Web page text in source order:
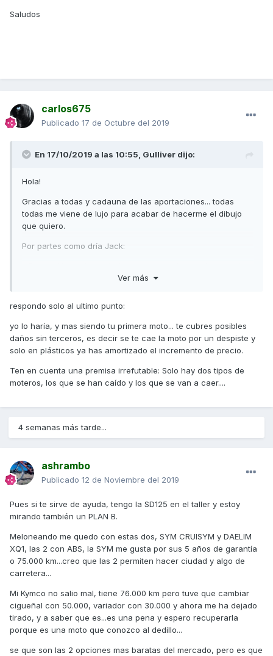
Saludos
carlos675
Publicado 17 de Octubre del 2019
En 17/10/2019 a las 10:55, Gulliver dijo:
Hola!
Gracias a todas y cadauna de las aportaciones... todas
todas me viene de lujo para acabar de hacerme el dibujo
que quiero.
Por partes como dría Jack:
dinero para una 125cc... de tal modo que ya se habla de
mi idea. La Burgman la veo anticuada... lo siento a mi me lo
a mi me sigue dando sensación de "Aliexpress", debería
acercarme a toquetearla. Por la calle no he visto ninguna.
Así que todo parece encaminar a laSD125cc
- Los casco en la tienda intentaré hacer pruebas de que
quepan bajo asiento, porque sino deberá mirar una bahul
leido algo de aflojar tuercas y entonces alejarlos o algo así,
de todos modos cuando vaya a la tienda le "pasaré" el
- Ahora otra cosa que mi cabeza da vuelta es el tema del
Noodoe y básicamente y sobretodo que la
desfasada rápido. En la tienda dijeron "No no no,
tranquilo..." y ahora ando a la espera de Kymco a los cuales
les he mandado preguntas y pedido info al respecto y aún
no me han dicho nada...
- Y se me olvidaba... del seguro este que "da" Kymco ¿lo
veis ok? ¿Convertirlo en todo riesgo no vale la pena? ¿está
bien o es una milonga más para vender?
Así pues por aquí ando, dándole vueltas al tema!
Muchas gracia spor vuestra atención
Ver más
respondo solo al ultimo punto:
yo lo haría, y mas siendo tu primera moto... te cubres posibles
daños sin terceros, es decir se te cae la moto por un despiste y
solo en plásticos ya has amortizado el incremento de precio.
Ten en cuenta una premisa irrefutable: Solo hay dos tipos de
moteros, los que se han caído y los que se van a caer....
4 semanas más tarde...
ashrambo
Publicado 12 de Noviembre del 2019
Pues si te sirve de ayuda, tengo la SD125 en el taller y estoy
mirando también un PLAN B.
Meloneando me quedo con estas dos, SYM CRUISYM y DAELIM
XQ1, las 2 con ABS, la SYM me gusta por sus 5 años de garantía
o 75.000 km...creo que las 2 permiten hacer ciudad y algo de
carretera...
Mi Kymco no salio mal, tiene 76.000 km pero tuve que cambiar
cigueñal con 50.000, variador con 30.000 y ahora me ha dejado
tirado, y a saber que es...es una pena y espero recuperarla
porque es una moto que conozco al dedillo...
se que son las 2 opciones mas baratas del mercado, pero es que